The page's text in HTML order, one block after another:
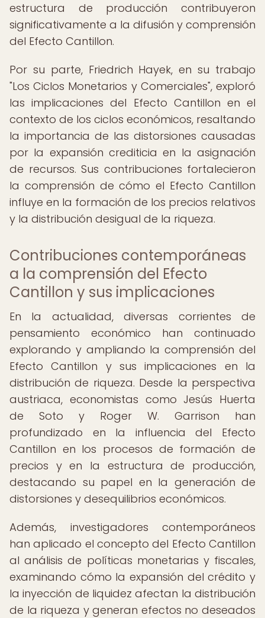
estructura de producción contribuyeron
significativamente a la difusión y comprensión
del Efecto Cantillon.
Por su parte, Friedrich Hayek, en su trabajo
"Los Ciclos Monetarios y Comerciales", exploró
las implicaciones del Efecto Cantillon en el
contexto de los ciclos económicos, resaltando
la importancia de las distorsiones causadas
por la expansión crediticia en la asignación
de recursos. Sus contribuciones fortalecieron
la comprensión de cómo el Efecto Cantillon
influye en la formación de los precios relativos
y la distribución desigual de la riqueza.
Contribuciones contemporáneas
a la comprensión del Efecto
Cantillon y sus implicaciones
En la actualidad, diversas corrientes de
pensamiento económico han continuado
explorando y ampliando la comprensión del
Efecto Cantillon y sus implicaciones en la
distribución de riqueza. Desde la perspectiva
austriaca, economistas como Jesús Huerta
de Soto y Roger W. Garrison han
profundizado en la influencia del Efecto
Cantillon en los procesos de formación de
precios y en la estructura de producción,
destacando su papel en la generación de
distorsiones y desequilibrios económicos.
Además, investigadores contemporáneos
han aplicado el concepto del Efecto Cantillon
al análisis de políticas monetarias y fiscales,
examinando cómo la expansión del crédito y
la inyección de liquidez afectan la distribución
de la riqueza y generan efectos no deseados